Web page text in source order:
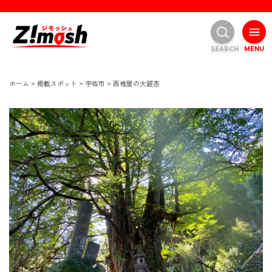
ホーム > 掲載スポット > 宇佐市 > 西椎屋の大銀杏
MENU
SEARCH